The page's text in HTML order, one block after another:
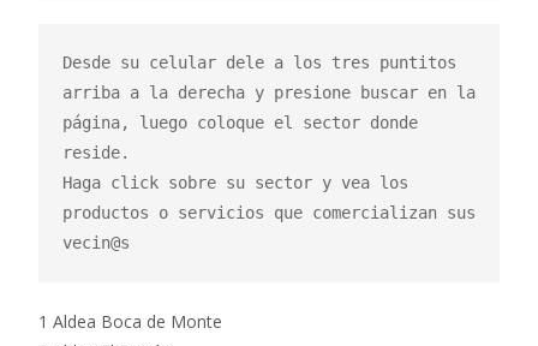
Desde su celular dele a los tres puntitos
arriba a la derecha y presione buscar en la
página, luego coloque el sector donde
reside.
Haga click sobre su sector y vea los
productos o servicios que comercializan sus
vecin@s
1 Aldea Boca de Monte